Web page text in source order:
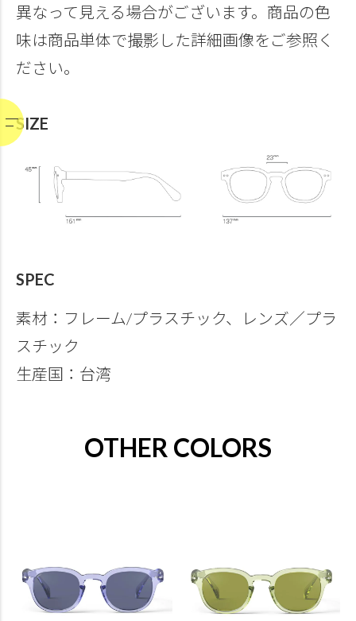
異なって見える場合がございます。商品の色
味は商品単体で撮影した詳細画像をご参照く
ださい。
SIZE
SPEC
素材：フレーム/プラスチック、レンズ／プラ
スチック
生産国：台湾
OTHER COLORS